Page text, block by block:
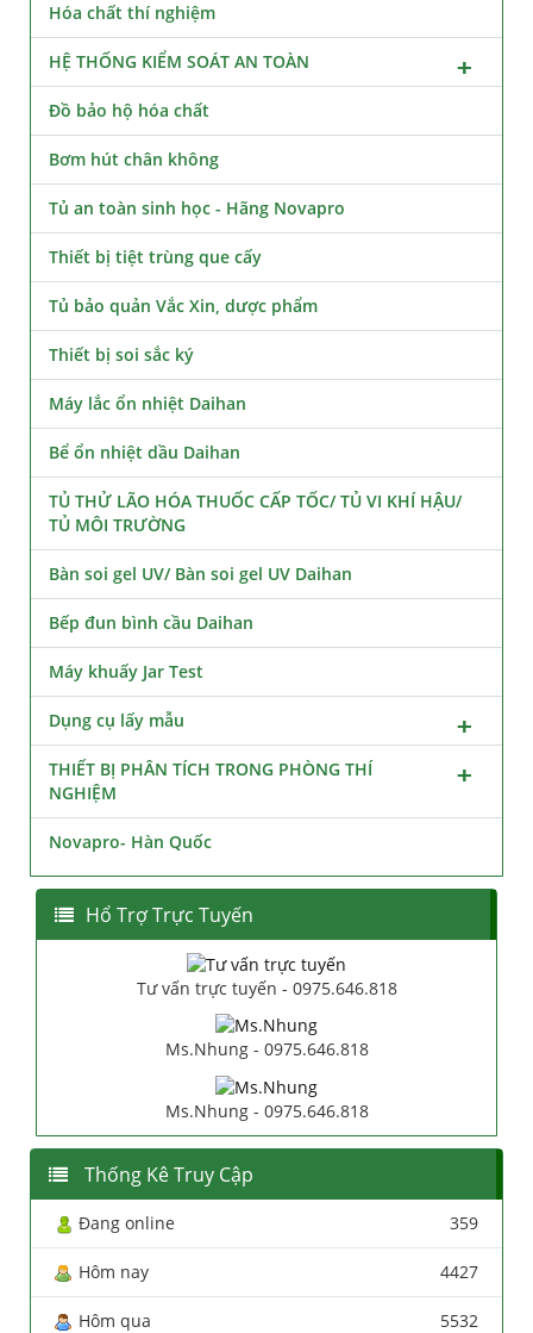
Hóa chất thí nghiệm
HỆ THỐNG KIỂM SOÁT AN TOÀN
Đồ bảo hộ hóa chất
Bơm hút chân không
Tủ an toàn sinh học - Hãng Novapro
Thiết bị tiệt trùng que cấy
Tủ bảo quản Vắc Xin, dược phẩm
Thiết bị soi sắc ký
Máy lắc ổn nhiệt Daihan
Bể ổn nhiệt dầu Daihan
TỦ THỬ LÃO HÓA THUỐC CẤP TỐC/ TỦ VI KHÍ HẬU/
TỦ MÔI TRƯỜNG
Bàn soi gel UV/ Bàn soi gel UV Daihan
Bếp đun bình cầu Daihan
Máy khuấy Jar Test
Dụng cụ lấy mẫu
THIẾT BỊ PHÂN TÍCH TRONG PHÒNG THÍ
NGHIỆM
Novapro- Hàn Quốc
Hổ Trợ Trực Tuyến
Tư vấn trực tuyến - 0975.646.818
Ms.Nhung - 0975.646.818
Ms.Nhung - 0975.646.818
Thống Kê Truy Cập
Đang online 359
Hôm nay 4427
Hôm qua 5532